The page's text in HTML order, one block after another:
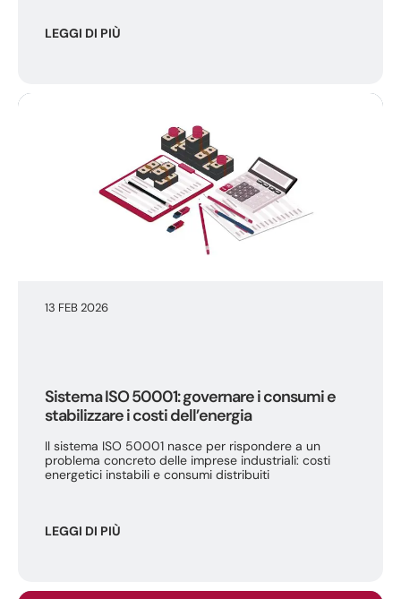
LEGGI DI PIÙ
13 FEB 2026
Sistema ISO 50001: governare i consumi e
stabilizzare i costi dell’energia
Il sistema ISO 50001 nasce per rispondere a un
problema concreto delle imprese industriali: costi
energetici instabili e consumi distribuiti
LEGGI DI PIÙ